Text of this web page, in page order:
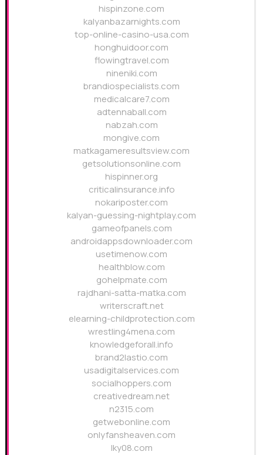
hispinzone.com
kalyanbazarnights.com
top-online-casino-usa.com
honghuidoor.com
flowingtravel.com
nineniki.com
brandiospecialists.com
medicalcare7.com
adtennaball.com
nabzah.com
mongive.com
matkagameresultsview.com
getsolutionsonline.com
hispinner.org
criticalinsurance.info
nokariposter.com
kalyan-guessing-nightplay.com
gameofpanels.com
androidappsdownloader.com
usetimenow.com
healthblow.com
gohelpmate.com
rajdhani-satta-matka.com
writerscraft.net
elearning-childprotection.com
wrestling4mena.com
knowledgeforall.info
brand2lastio.com
usadigitalservices.com
socialhoppers.com
creativedream.net
n2315.com
getwebonline.com
onlyfansheaven.com
lky08.com